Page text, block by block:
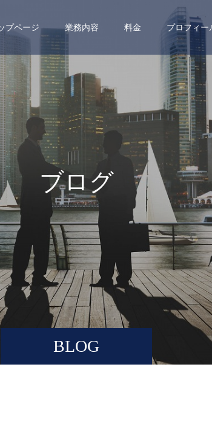
プページ 業務内容 料金 プロフィー
BLOG
ブログ